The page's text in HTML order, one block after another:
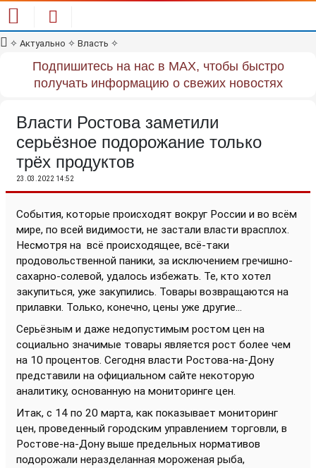
✧ Актуально ✧ Власть ✧
Подпишитесь на нас в MAX, чтобы быстро
получать информацию о свежих новостях
Власти Ростова заметили
серьёзное подорожание только
трёх продуктов
23.03.2022 14:52
События, которые происходят вокруг России и во всём
мире, по всей видимости, не застали власти врасплох.
Несмотря на всё происходящее, всё-таки
продовольственной паники, за исключением гречишно-
сахарно-солевой, удалось избежать. Те, кто хотел
закупиться, уже закупились. Товары возвращаются на
прилавки. Только, конечно, цены уже другие...
Серьёзным и даже недопустимым ростом цен на
социально значимые товары является рост более чем
на 10 процентов. Сегодня власти Ростова-на-Дону
представили на официальном сайте некоторую
аналитику, основанную на мониторинге цен.
Итак, с 14 по 20 марта, как показывает мониторинг
цен, проведенный городским управлением торговли, в
Ростове-на-Дону выше предельных нормативов
подорожали неразделанная мороженая рыба,